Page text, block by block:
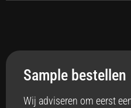
Anti-bacterieel
Sample bestellen
Wij adviseren om eerst